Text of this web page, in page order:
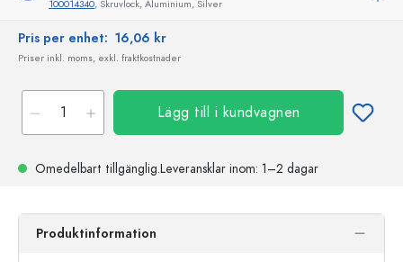
100014340, Skruvlock, Aluminium, Silver
Pris per enhet: 16,06 kr
Priser inkl. moms, exkl. fraktkostnader
Lägg till i kundvagnen
Omedelbart tillgänglig.Leveransklar inom: 1–2 dagar
Produktinformation